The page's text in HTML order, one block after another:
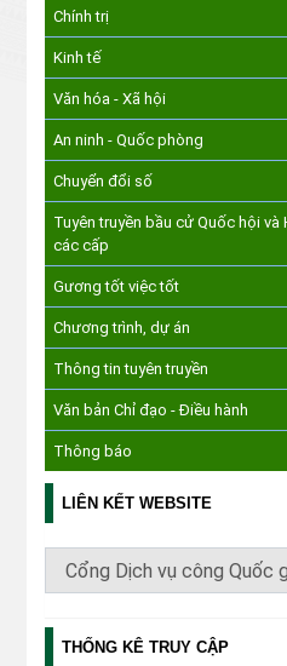
Chính trị
Kinh tế
Văn hóa - Xã hội
An ninh - Quốc phòng
Chuyển đổi số
Tuyên truyền bầu cử Quốc hội và
các cấp
Gương tốt việc tốt
Chương trình, dự án
Thông tin tuyên truyền
Văn bản Chỉ đạo - Điều hành
Thông báo
LIÊN KẾT WEBSITE
THỐNG KÊ TRUY CẬP